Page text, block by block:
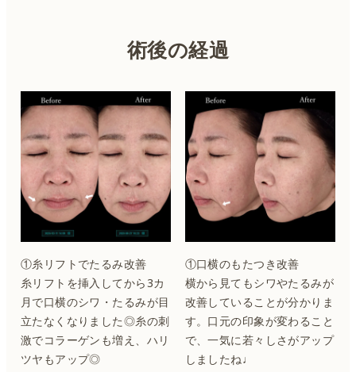
術後の経過
①糸リフトでたるみ改善
糸リフトを挿入してから3カ
月で口横のシワ・たるみが目
立たなくなりました◎糸の刺
激でコラーゲンも増え、ハリ
ツヤもアップ◎
①口横のもたつき改善
横から見てもシワやたるみが
改善していることが分かりま
す。口元の印象が変わること
で、一気に若々しさがアップ
しましたね♩